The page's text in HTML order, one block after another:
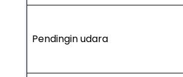
Pendingin udara